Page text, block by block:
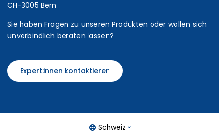
CH-3005 Bern
Sie haben Fragen zu unseren Produkten oder wollen sich
unverbindlich beraten lassen?
Expert:innen kontaktieren
Schweiz